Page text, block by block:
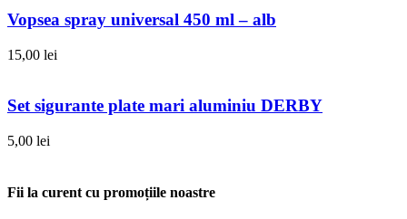
Vopsea spray universal 450 ml – alb
15,00 lei
Set sigurante plate mari aluminiu DERBY
5,00 lei
Fii la curent cu promoțiile noastre